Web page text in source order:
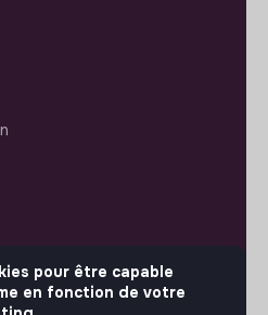
pour être capable
en fonction de votre